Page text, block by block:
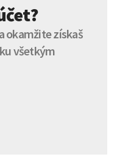
okamžite získaš
všetkým